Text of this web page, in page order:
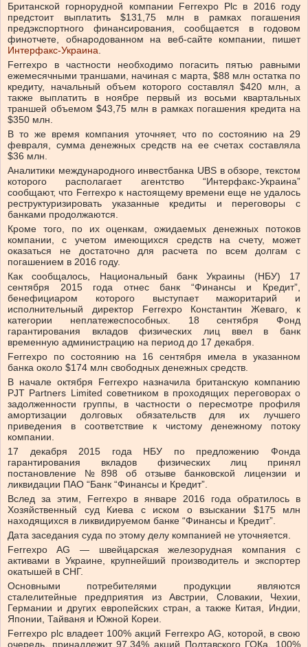
Британской горнорудной компании Ferrexpo Plc в 2016 году
предстоит выплатить $131,75 млн в рамках погашения
предэкспортного финансирования, сообщается в годовом
финотчете, обнародованном на веб-сайте компании, пишет
Интерфакс-Украина.
Ferrexpo в частности необходимо погасить пятью равными
ежемесячными траншами, начиная с марта, $88 млн остатка по
кредиту, начальный объем которого составлял $420 млн, а
также выплатить в ноябре первый из восьми квартальных
траншей объемом $43,75 млн в рамках погашения кредита на
$350 млн.
В то же время компания уточняет, что по состоянию на 29
февраля, сумма денежных средств на ее счетах составляла
$36 млн.
Аналитики международного инвестбанка UBS в обзоре, текстом
которого располагает агентство “Интерфакс-Украина”
сообщают, что Ferrexpo к настоящему времени еще не удалось
реструктуризировать указанные кредиты и переговоры с
банками продолжаются.
Кроме того, по их оценкам, ожидаемых денежных потоков
компании, с учетом имеющихся средств на счету, может
оказаться не достаточно для расчета по всем долгам с
погашением в 2016 году.
Как сообщалось, Национальный банк Украины (НБУ) 17
сентября 2015 года отнес банк “Финансы и Кредит”,
бенефициаром которого выступает мажоритарий и
исполнительный директор Ferrexpo Константин Жеваго, к
категории неплатежеспособных. 18 сентября Фонд
гарантирования вкладов физических лиц ввел в банк
временную администрацию на период до 17 декабря.
Ferrexpo по состоянию на 16 сентября имела в указанном
банка около $174 млн свободных денежных средств.
В начале октября Ferrexpo назначила британскую компанию
PJT Partners Limited советником в проходящих переговорах о
задолженности группы, в частности о пересмотре профиля
амортизации долговых обязательств для их лучшего
приведения в соответствие к чистому денежному потоку
компании.
17 декабря 2015 года НБУ по предложению Фонда
гарантирования вкладов физических лиц принял
постановление №898 об отзыве банковской лицензии и
ликвидации ПАО “Банк “Финансы и Кредит”.
Вслед за этим, Ferrexpo в январе 2016 года обратилось в
Хозяйственный суд Киева с иском о взыскании $175 млн
находящихся в ликвидируемом банке “Финансы и Кредит”.
Дата заседания суда по этому делу компанией не уточняется.
Ferrexpo AG — швейцарская железорудная компания с
активами в Украине, крупнейший производитель и экспортер
окатышей в СНГ.
Основными потребителями продукции являются
сталелитейные предприятия из Австрии, Словакии, Чехии,
Германии и других европейских стран, а также Китая, Индии,
Японии, Тайваня и Южной Кореи.
Ferrеxpo plc владеет 100% акций Ferrexpo AG, которой, в свою
очередь, принадлежит 97,34% акций Полтавского ГОКа, 100%